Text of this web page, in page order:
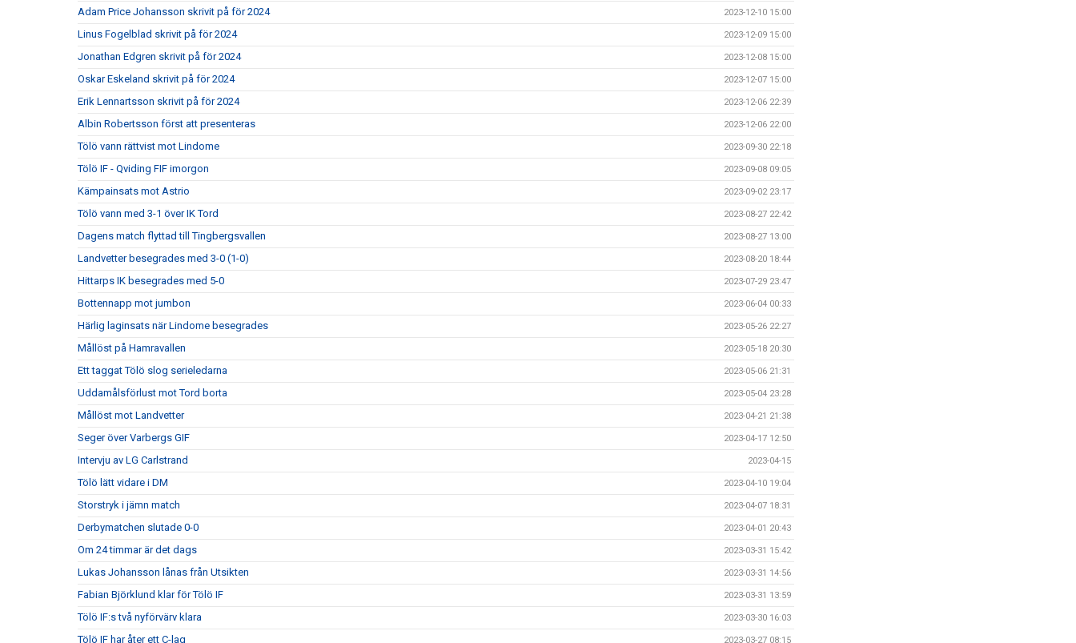
Adam Price Johansson skrivit på för 2024 2023-12-10 15:00
Linus Fogelblad skrivit på för 2024 2023-12-09 15:00
Jonathan Edgren skrivit på för 2024 2023-12-08 15:00
Oskar Eskeland skrivit på för 2024 2023-12-07 15:00
Erik Lennartsson skrivit på för 2024 2023-12-06 22:39
Albin Robertsson först att presenteras 2023-12-06 22:00
Tölö vann rättvist mot Lindome 2023-09-30 22:18
Tölö IF - Qviding FIF imorgon 2023-09-08 09:05
Kämpainsats mot Astrio 2023-09-02 23:17
Tölö vann med 3-1 över IK Tord 2023-08-27 22:42
Dagens match flyttad till Tingbergsvallen 2023-08-27 13:00
Landvetter besegrades med 3-0 (1-0) 2023-08-20 18:44
Hittarps IK besegrades med 5-0 2023-07-29 23:47
Bottennapp mot jumbon 2023-06-04 00:33
Härlig laginsats när Lindome besegrades 2023-05-26 22:27
Mållöst på Hamravallen 2023-05-18 20:30
Ett taggat Tölö slog serieledarna 2023-05-06 21:31
Uddamålsförlust mot Tord borta 2023-05-04 23:28
Mållöst mot Landvetter 2023-04-21 21:38
Seger över Varbergs GIF 2023-04-17 12:50
Intervju av LG Carlstrand 2023-04-15
Tölö lätt vidare i DM 2023-04-10 19:04
Storstryk i jämn match 2023-04-07 18:31
Derbymatchen slutade 0-0 2023-04-01 20:43
Om 24 timmar är det dags 2023-03-31 15:42
Lukas Johansson lånas från Utsikten 2023-03-31 14:56
Fabian Björklund klar för Tölö IF 2023-03-31 13:59
Tölö IF:s två nyförvärv klara 2023-03-30 16:03
Tölö IF har åter ett C-lag 2023-03-27 08:15